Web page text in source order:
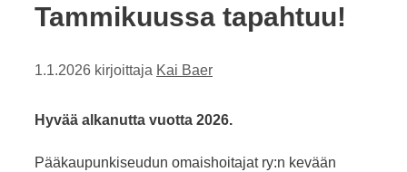
Tammikuussa tapahtuu!
1.1.2026 kirjoittaja Kai Baer
Hyvää alkanutta vuotta 2026.
Pääkaupunkiseudun omaishoitajat ry:n kevään